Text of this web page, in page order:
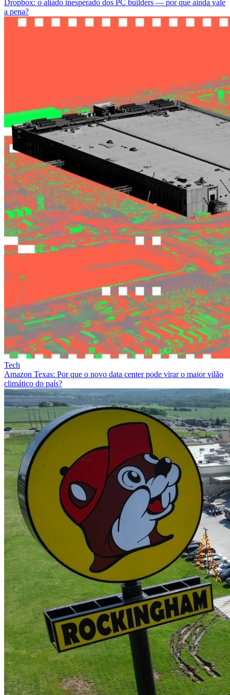
Dropbox: o aliado inesperado dos PC builders — por que ainda vale
a pena?
Tech
Amazon Texas: Por que o novo data center pode virar o maior vilão
climático do país?